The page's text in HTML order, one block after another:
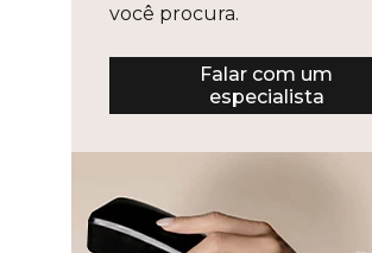
você procura.
Falar com um
especialista